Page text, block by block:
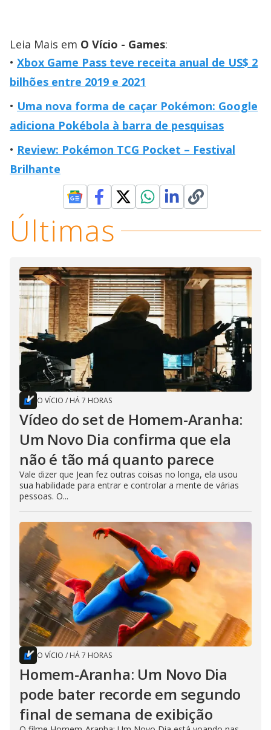
Leia Mais em O Vício - Games:
Xbox Game Pass teve receita anual de US$ 2
bilhões entre 2019 e 2021
Uma nova forma de caçar Pokémon: Google
adiciona Pokébola à barra de pesquisas
Review: Pokémon TCG Pocket – Festival
Brilhante
Últimas
O VÍCIO / HÁ 7 HORAS
Vídeo do set de Homem-Aranha:
Um Novo Dia confirma que ela
não é tão má quanto parece
Vale dizer que Jean fez outras coisas no longa, ela usou
sua habilidade para entrar e controlar a mente de várias
pessoas. O...
O VÍCIO / HÁ 7 HORAS
Homem-Aranha: Um Novo Dia
pode bater recorde em segundo
final de semana de exibição